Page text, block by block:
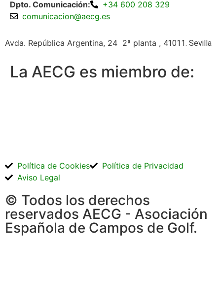
Dpto. Comunicación:
+34 600 208 329
comunicacion@aecg.es
Avda. República Argentina, 24 2ª planta , 41011. Sevilla
La AECG es miembro de:
© Todos los derechos
reservados AECG - Asociación
Española de Campos de Golf.
Política de Cookies
Política de Privacidad
Aviso Legal